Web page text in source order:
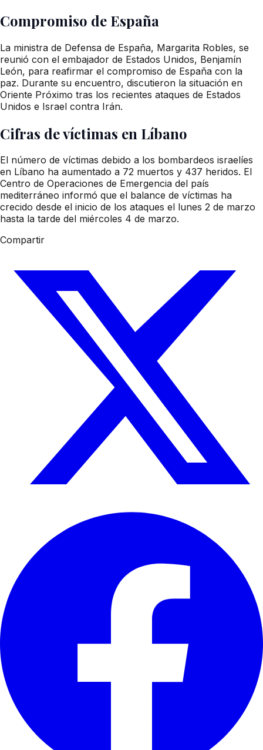
Compromiso de España
La ministra de Defensa de España, Margarita Robles, se
reunió con el embajador de Estados Unidos, Benjamín
León, para reafirmar el compromiso de España con la
paz. Durante su encuentro, discutieron la situación en
Oriente Próximo tras los recientes ataques de Estados
Unidos e Israel contra Irán.
Cifras de víctimas en Líbano
El número de víctimas debido a los bombardeos israelíes
en Líbano ha aumentado a 72 muertos y 437 heridos. El
Centro de Operaciones de Emergencia del país
mediterráneo informó que el balance de víctimas ha
crecido desde el inicio de los ataques el lunes 2 de marzo
hasta la tarde del miércoles 4 de marzo.
Compartir